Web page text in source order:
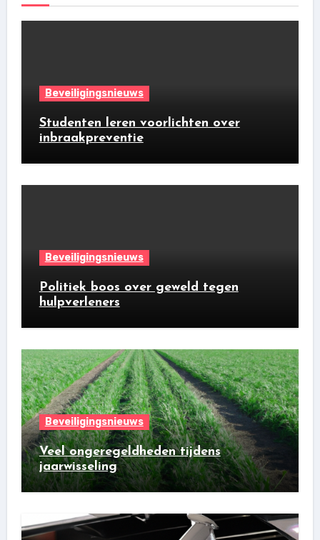
Beveiligingsnieuws
Studenten leren voorlichten over
inbraakpreventie
Beveiligingsnieuws
Politiek boos over geweld tegen
hulpverleners
Beveiligingsnieuws
Veel ongeregeldheden tijdens
jaarwisseling